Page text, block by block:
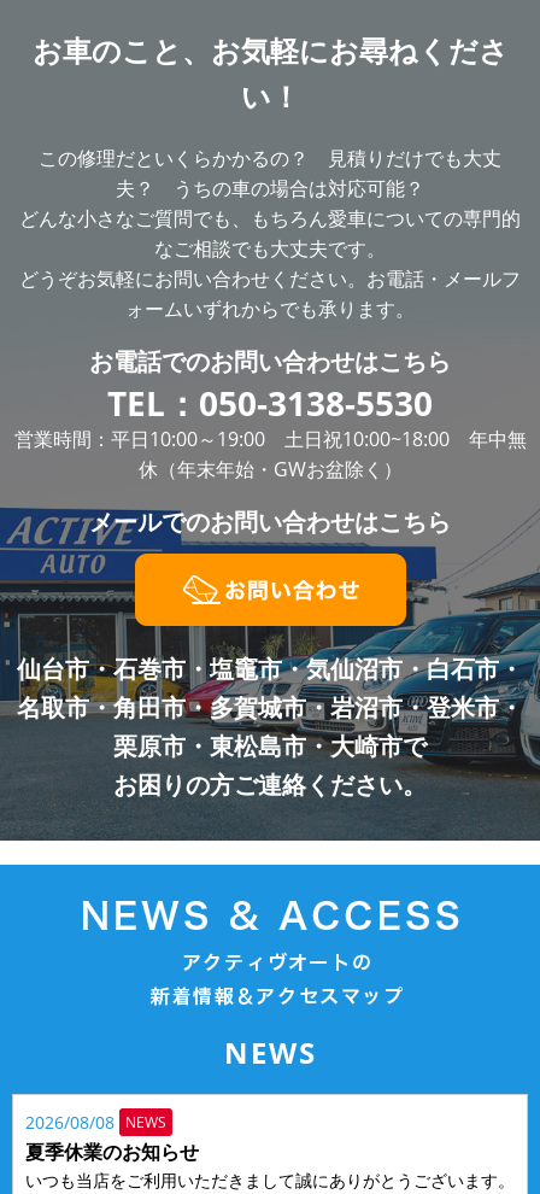
お車のこと、 お気軽にお尋ねくださ
い！
この修理だといくらかかるの？ 見積りだけでも大丈
夫？ うちの車の場合は対応可能？
どんな小さなご質問でも、もちろん愛車についての専門的
なご相談でも大丈夫です。
どうぞお気軽にお問い合わせください。お電話・メールフ
ォームいずれからでも承ります。
お電話でのお問い合わせはこちら
TEL： 050-3138-5530
営業時間：平日10:00～19:00 土日祝10:00~18:00 年中無
休（年末年始・GWお盆除く）
メールでのお問い合わせはこちら
仙台市・石巻市・塩竈市・気仙沼市・白石市・
名取市・角田市・多賀城市・岩沼市・登米市・
栗原市・東松島市・大崎市で
お困りの方ご連絡ください。
NEWS
2026/08/08 NEWS
夏季休業のお知らせ
いつも当店をご利用いただきまして誠にありがとうございます。